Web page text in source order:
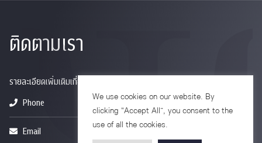
ติดตามเรา
รายละเอียดเพิ่มเติมเกี่ยวกับคณะ ติดตามข่าวสารคณะ
Phone
0-2218-1185
Email
We use cookies on our website. By
clicking “Accept All”, you consent to the
use of all the cookies.